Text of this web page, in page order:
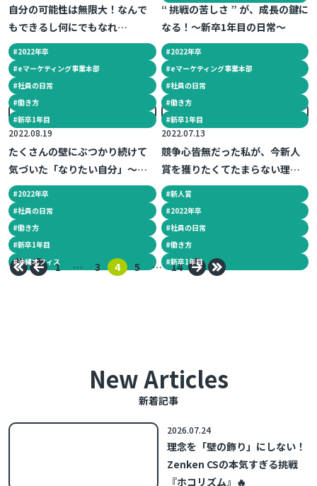
自分の可能性は無限大！なんで
もできるし何にでもなれ
る！！！～新卒1年目の日常～
#2022年卒
#eマーケティング事業本部
#社員の日常
#働き方
#新卒1年目
“ 挑戦の苦しさ ” が、成長の鍵に
なる！～新卒1年目の日常～
#2022年卒
#eマーケティング事業本部
#社員の日常
#働き方
#新卒1年目
たくさんの壁にぶつかり続けて
気づいた「なりたい自分」～新
卒1年目の日常～
2022.08.19
#2022年卒
#社員の日常
#働き方
#新卒1年目
#沖縄オフィス
競争心皆無だった私が、今新人
賞を獲りたくてたまらない理由
～新卒1年目の日常～
2022.07.13
#新人賞
#2022年卒
#社員の日常
#働き方
#新卒1年目
先頭のページへ戻る
ひとつ前のページへ戻る
1 … 3 4 5 … 14 次のページへ進む
最後のページへ進む
New Articles
新着記事
理念を「壁の飾り」にしない！
Zenken CSの本気すぎる挑戦
『ホコリズム』🔥
2026.07.24